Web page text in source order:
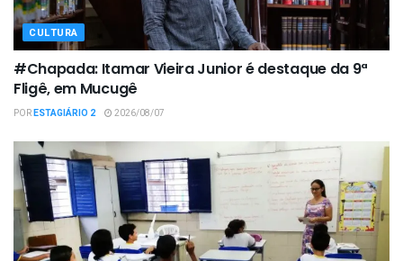
CULTURA
#Chapada: Itamar Vieira Junior é destaque da 9ª
Fligê, em Mucugê
PORESTAGIÁRIO 2 2026/08/07